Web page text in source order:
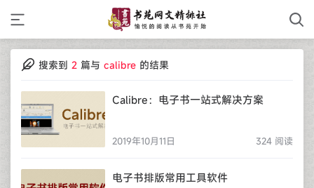
搜索到 2 篇与 calibre 的结果
Calibre：电子书一站式解决方案
2019年10月11日 324 阅读
电子书排版常用工具软件